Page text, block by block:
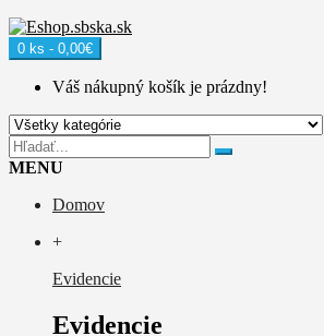
0 ks - 0,00€
Váš nákupný košík je prázdny!
MENU
Domov
+
Evidencie
Evidencie